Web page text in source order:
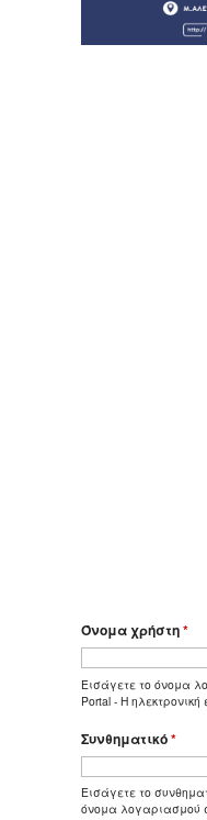
Όνομα χρήστη*
Εισάγετε το όνομα
Portal - Η
Συνθηματικό*
Εισάγετε το
όνομα λογαριασμού